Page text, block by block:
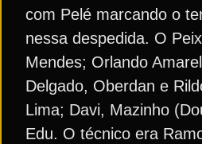
com Pelé marcando o
nessa despedida. O
Mendes; Orlando
Delgado, Oberdan e
Lima; Davi, Mazinho
Edu. O técnico era